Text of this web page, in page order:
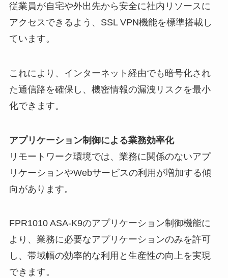
従業員が自宅や外出先から安全に社内リソースに
アクセスできるよう、SSL VPN機能を標準搭載し
ています。
これにより、インターネット経由でも暗号化され
た通信路を確保し、機密情報の漏洩リスクを最小
化できます。
アプリケーション制御による業務効率化
リモートワーク環境では、業務に関係のないアプ
リケーションやWebサービスの利用が増加する傾
向があります。
FPR1010 ASA-K9のアプリケーション制御機能に
より、業務に必要なアプリケーションのみを許可
し、帯域幅の効率的な利用と生産性の向上を実現
できます。